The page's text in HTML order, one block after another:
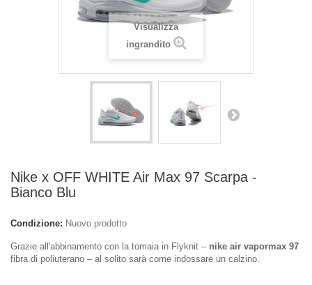
Visualizza
ingrandito
Nike x OFF WHITE Air Max 97 Scarpa -
Bianco Blu
Condizione: Nuovo prodotto
Grazie all'abbinamento con la tomaia in Flyknit – nike air vapormax 97
fibra di poliuterano – al solito sarà come indossare un calzino.